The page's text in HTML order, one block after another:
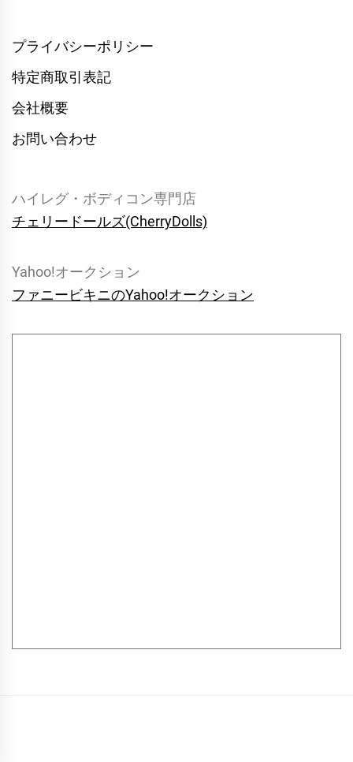
プライバシーポリシー
特定商取引表記
会社概要
お問い合わせ
ハイレグ・ボディコン専門店
チェリードールズ(CherryDolls)
Yahoo!オークション
ファニービキニのYahoo!オークション